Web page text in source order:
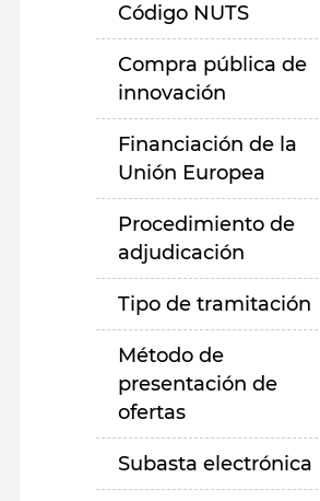
Código NUTS
Compra pública de
innovación
Financiación de la
Unión Europea
Procedimiento de
adjudicación
Tipo de tramitación
Método de
presentación de
ofertas
Subasta electrónica